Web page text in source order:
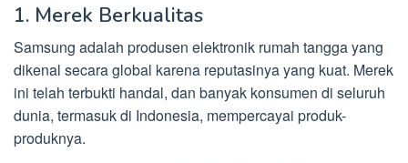
1. Merek Berkualitas
Samsung adalah produsen elektronik rumah tangga yang
dikenal secara global karena reputasinya yang kuat. Merek
ini telah terbukti handal, dan banyak konsumen di seluruh
dunia, termasuk di Indonesia, mempercayai produk-
produknya.